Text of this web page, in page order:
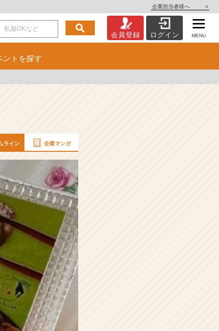
企業担当者様へ >
会員登録 ログイン MENU
ント を探す
ライン 企業マンガ